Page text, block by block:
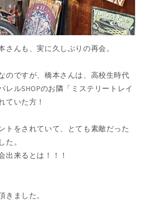
さんも、実に久しぶりの再会。
のですが、橋本さんは、高校生時代
レルSHOPのお隣「ミステリートレイ
ていた方！
トをされていて、とても素敵だった
た。
出来るとは！！！
きました。